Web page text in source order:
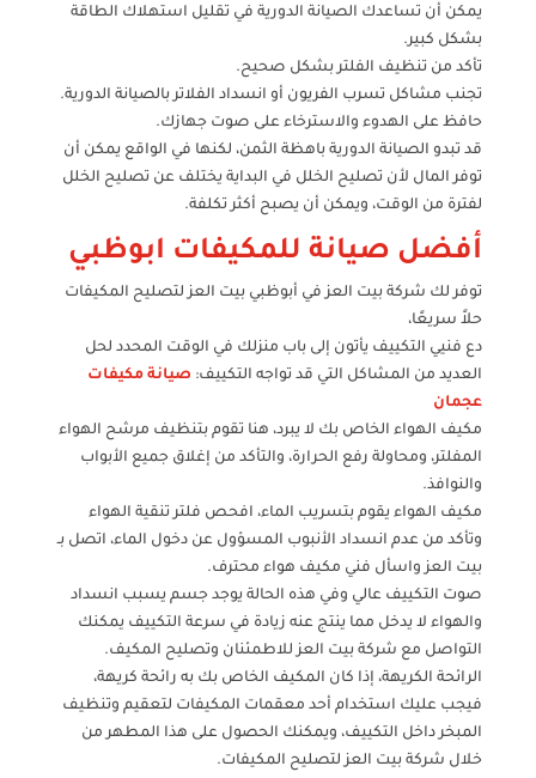
يمكن أن تساعدك الصيانة الدورية في تقليل استهلاك الطاقة
بشكل كبير.
تأكد من تنظيف الفلتر بشكل صحيح.
تجنب مشاكل تسرب الفريون أو انسداد الفلاتر بالصيانة الدورية.
حافظ على الهدوء والاسترخاء على صوت جهازك.
قد تبدو الصيانة الدورية باهظة الثمن، لكنها في الواقع يمكن أن
توفر المال لأن تصليح الخلل في البداية يختلف عن تصليح الخلل
لفترة من الوقت، ويمكن أن يصبح أكثر تكلفة.
أفضل صيانة للمكيفات ابوظبي
توفر لك شركة بيت العز في أبوظبي بيت العز لتصليح المكيفات
حلاً سريعًا،
دع فنيي التكييف يأتون إلى باب منزلك في الوقت المحدد لحل
العديد من المشاكل التي قد تواجه التكييف: صيانة مكيفات
عجمان
مكيف الهواء الخاص بك لا يبرد، هنا تقوم بتنظيف مرشح الهواء
المفلتر، ومحاولة رفع الحرارة، والتأكد من إغلاق جميع الأبواب
والنوافذ.
مكيف الهواء يقوم بتسريب الماء، افحص فلتر تنقية الهواء
وتأكد من عدم انسداد الأنبوب المسؤول عن دخول الماء، اتصل بـ
بيت العز واسأل فني مكيف هواء محترف.
صوت التكييف عالي وفي هذه الحالة يوجد جسم يسبب انسداد
والهواء لا يدخل مما ينتج عنه زيادة في سرعة التكييف يمكنك
التواصل مع شركة بيت العز للاطمئنان وتصليح المكيف.
الرائحة الكريهة، إذا كان المكيف الخاص بك به رائحة كريهة،
فيجب عليك استخدام أحد معقمات المكيفات لتعقيم وتنظيف
المبخر داخل التكييف، ويمكنك الحصول على هذا المطهر من
خلال شركة بيت العز لتصليح المكيفات.